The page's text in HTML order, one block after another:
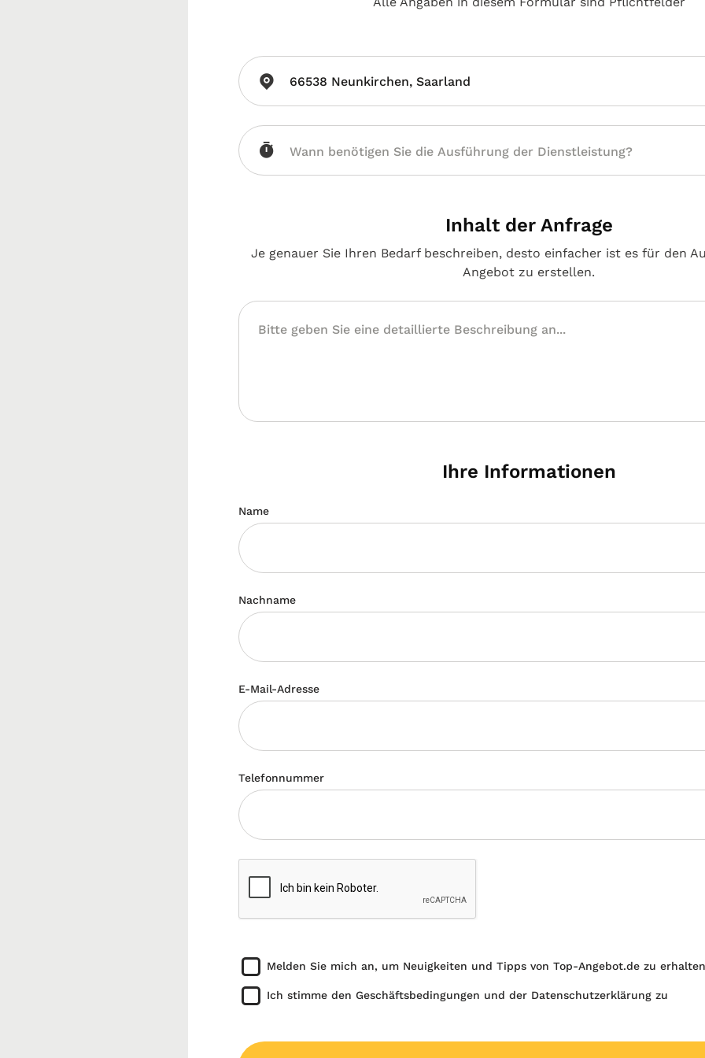
66538 Neunkirchen, Saarland
Inhalt der Anfrage
Je genauer Sie Ihren Bedarf beschreiben, desto einfacher ist es für den
Angebot zu erstellen.
Ihre Informationen
Name
Nachname
E-Mail-Adresse
Telefonnummer
Melden Sie mich an, um Neuigkeiten und Tipps von Top-Angebot.de zu erhalten
Ich stimme den Geschäftsbedingungen und der Datenschutzerklärung zu